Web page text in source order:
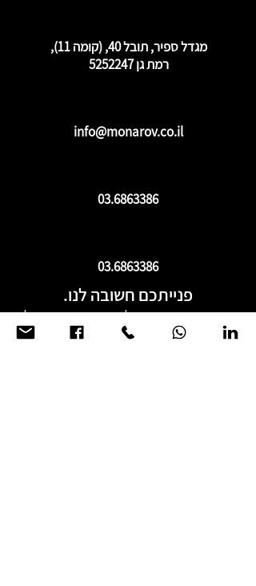
מגדל ספיר, תובל 40, (קומה 11),
רמת גן5252247
info@monarov.co.il
03.6863386
03.6863386
פנייתכם חשובה לנו.
אנו מזמינים אתכם ליצור עמנו קשר בכל
שאלה ועניין ונשמח להעמיד לרשותכם את